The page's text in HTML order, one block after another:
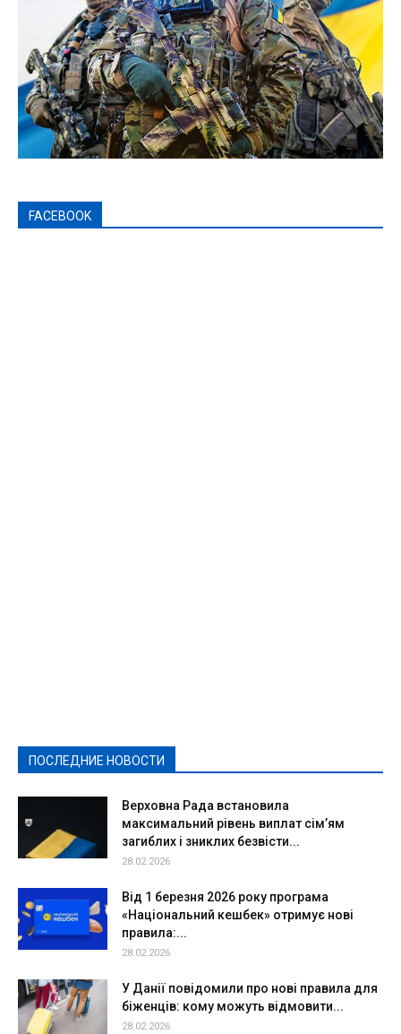
FACEBOOK
ПОСЛЕДНИЕ НОВОСТИ
Верховна Рада встановила
максимальний рівень виплат сім’ям
загиблих і зниклих безвісти...
28.02.2026
Від 1 березня 2026 року програма
«Національний кешбек» отримує нові
правила:...
28.02.2026
У Данії повідомили про нові правила для
біженців: кому можуть відмовити...
28.02.2026